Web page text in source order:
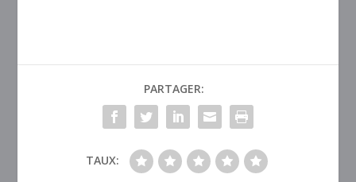
PARTAGER:
TAUX: